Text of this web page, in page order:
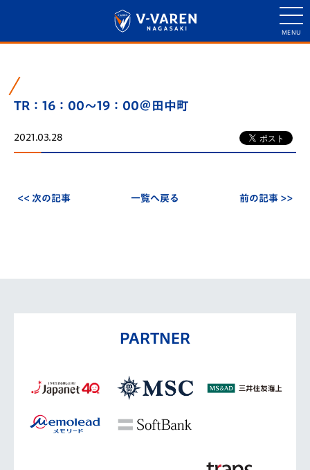
TR：16：00～19：00＠田中町
2021.03.28
<< 次の記事 一覧へ戻る 前の記事 >>
PARTNER